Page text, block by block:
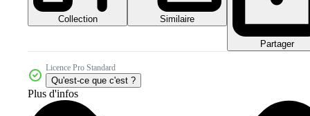
Collection Similaire
Partager
Licence Pro Standard
Qu'est-ce que c'est ?
Plus d'infos